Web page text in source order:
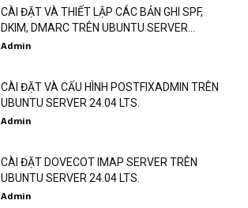
CÀI ĐẶT VÀ THIẾT LẬP CÁC BẢN GHI SPF,
DKIM, DMARC TRÊN UBUNTU SERVER...
Admin
CÀI ĐẶT VÀ CẤU HÌNH POSTFIXADMIN TRÊN
UBUNTU SERVER 24.04 LTS.
Admin
CÀI ĐẶT DOVECOT IMAP SERVER TRÊN
UBUNTU SERVER 24.04 LTS.
Admin